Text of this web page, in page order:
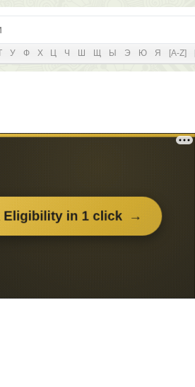
У Ф Х Ц Ч Ш Щ Ы Э Ю Я [A-Z]